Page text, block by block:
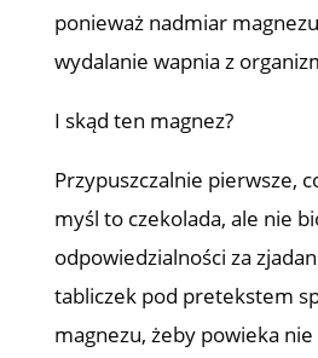
ponieważ nadmiar
wydalanie wapnia z
I skąd ten magnez?
Przypuszczalnie pierwsze,
myśl to czekolada, ale nie
odpowiedzialności za
tabliczek pod pretekstem
magnezu, żeby powieka nie